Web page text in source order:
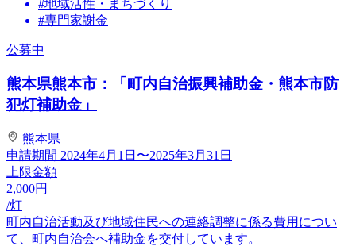
#地域活性・まちづくり
#専門家謝金
公募中
熊本県熊本市：「町内自治振興補助金・熊本市防
犯灯補助金」
熊本県
申請期間 2024年4月1日〜2025年3月31日
上限金額
2,000円
/灯
町内自治活動及び地域住民への連絡調整に係る費用につい
て、町内自治会へ補助金を交付しています。